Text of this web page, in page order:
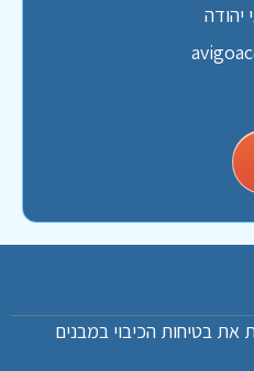
את בטיחות הכיבוי במבנים